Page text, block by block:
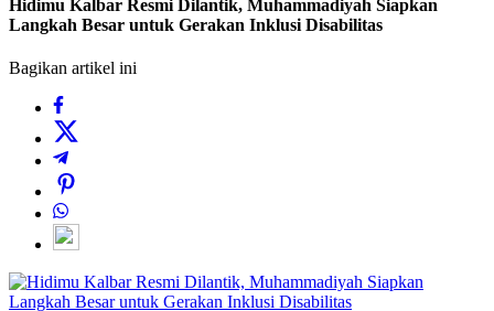
Hidimu Kalbar Resmi Dilantik, Muhammadiyah Siapkan
Langkah Besar untuk Gerakan Inklusi Disabilitas
Bagikan artikel ini